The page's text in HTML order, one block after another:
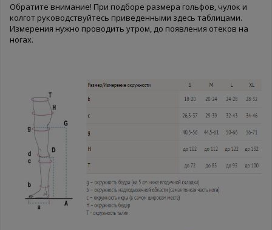
Обратите внимание! При подборе размера гольфов, чулок и
колгот руководствуйтесь приведенными здесь таблицами.
Измерения нужно проводить утром, до появления отеков на
ногах.